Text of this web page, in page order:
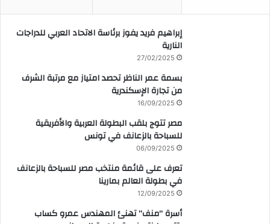
إبراهيم فريد يفوز برئاسة الاتحاد العربي للدراجات
النارية
27/02/2025
بسمة عمر الناظر تحصد امتياز مع مرتبة الشرف
من تجارة الإسكندرية
16/09/2025
مصر تتوج بلقب البطولة العربية والأفريقية
للسباحة بالزعانف في تونس
06/09/2025
تعرف على قائمة منتخب مصر للسباحة بالزعانف
في بطولة العالم بمارينا
12/09/2025
أسرة “منف” تهنئ المهندس عمرو كساب